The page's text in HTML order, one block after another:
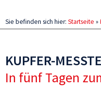
Sie befinden sich hier: Startseite »
KUPFER-
In fünf Tagen